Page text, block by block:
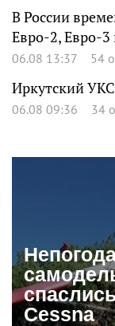
В России
Евро-2, Евро-3
06.08 13:37 54
Иркутский
06.08 09:36 34
Cessna